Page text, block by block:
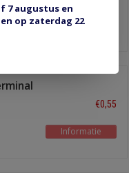
Informatie
€0,55
Informatie
7 augustus en
op zaterdag 22